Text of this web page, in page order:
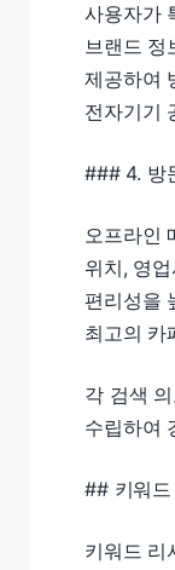
사용자가
브랜드 정
제공하여
전자기기
### 4. 방
오프라인
위치, 영
편리성을
최고의 카
각 검색
수립하여
## 키워드
키워드 리